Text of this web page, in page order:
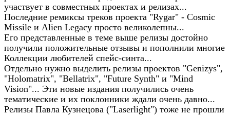
участвует в совместных проектах и релизах...
Последние ремиксы треков проекта "Rygar" - Cosmic
Missile и Alien Legacy просто великолепны...
Его представленные в теме выше релизы достойно
получили положительные отзывы и пополнили многие
Коллекции любителей спейс-синта...
Отдельно нужно выделить релизы проектов "Genizys",
"Holomatrix", "Bellatrix", "Future Synth" и "Mind
Vision"... Эти новые издания получились очень
тематические и их поклонники ждали очень давно...
Релизы Павла Кузнецова ("Laserlight") тоже не прошли